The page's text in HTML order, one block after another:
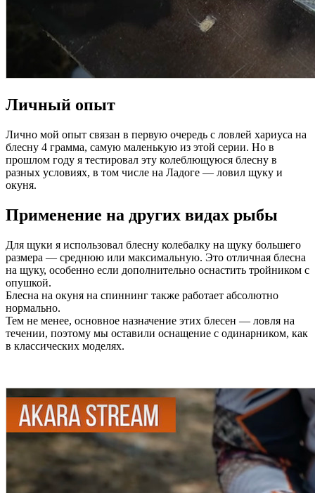
Личный опыт
Лично мой опыт связан в первую очередь с ловлей хариуса на
блесну 4 грамма, самую маленькую из этой серии. Но в
прошлом году я тестировал эту колеблющуюся блесну в
разных условиях, в том числе на Ладоге — ловил щуку и
окуня.
Применение на других видах рыбы
Для щуки я использовал блесну колебалку на щуку большего
размера — среднюю или максимальную. Это отличная блесна
на щуку, особенно если дополнительно оснастить тройником с
опушкой.
Блесна на окуня на спиннинг также работает абсолютно
нормально.
Тем не менее, основное назначение этих блесен — ловля на
течении, поэтому мы оставили оснащение с одинарником, как
в классических моделях.